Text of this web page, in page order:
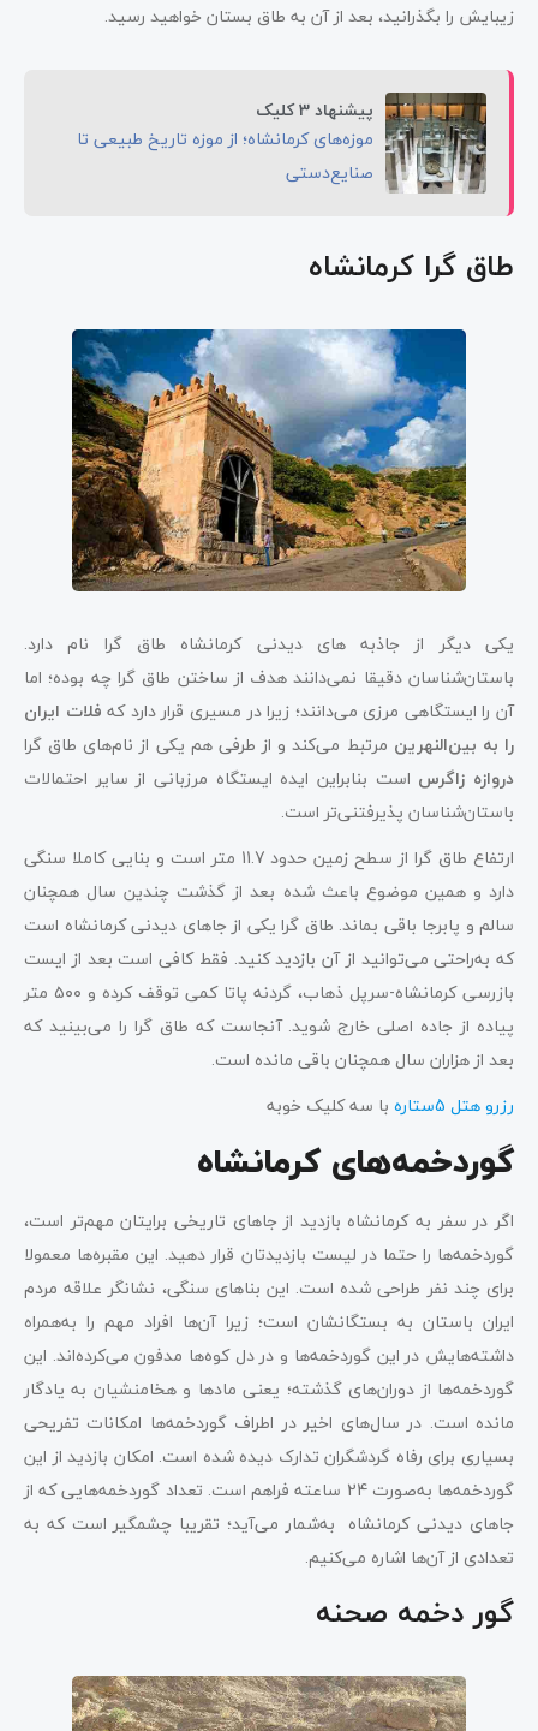
زیبایش را بگذرانید، بعد از آن به طاق بستان خواهید رسید.
پیشنهاد 3 کلیک
موزه‌های کرمانشاه؛ از موزه تاریخ طبیعی تا
صنایع‌دستی
طاق گرا کرمانشاه
یکی دیگر از جاذبه‌ های دیدنی کرمانشاه طاق گرا نام دارد.
باستان‌شناسان دقیقا نمی‌دانند هدف از ساختن طاق گرا چه بوده؛ اما
آن را ایستگاهی مرزی می‌دانند؛ زیرا در مسیری قرار دارد که فلات ایران
را به بین‌النهرین مرتبط می‌کند و از طرفی هم یکی از نام‌های طاق گرا
دروازه زاگرس است بنابراین ایده ایستگاه مرزبانی از سایر احتمالات
باستان‌شناسان پذیرفتنی‌تر است.
ارتفاع طاق گرا از سطح زمین حدود 11.7 متر است و بنایی کاملا سنگی
دارد و همین موضوع باعث شده بعد از گذشت چندین سال همچنان
سالم و پابرجا باقی بماند. طاق گرا یکی از جاهای دیدنی کرمانشاه است
که به‌راحتی می‌توانید از آن بازدید کنید. فقط کافی ا‌ست بعد از ایست
بازرسی کرمانشاه-سرپل‌ ذهاب، گردنه پاتا کمی توقف کرده و ۵۰۰ متر
پیاده از جاده اصلی خارج شوید. آنجاست که طاق گرا را می‌بینید که
بعد از هزاران سال همچنان باقی مانده است.
رزرو هتل 5ستاره
با سه کلیک خوبه
گوردخمه‌‌های کرمانشاه
اگر در سفر به کرمانشاه بازدید از جاهای تاریخی برایتان مهم‌تر است،
گوردخمه‌ها را حتما در لیست بازدیدتان قرار دهید. این مقبره‌ها معمولا
برای چند نفر طراحی شده است. این بناهای سنگی، نشانگر علاقه مردم
ایران باستان به بستگانشان است؛ زیرا آن‌ها افراد مهم را به‌همراه
داشته‌هایش در این گوردخمه‌ها و در دل کوه‌ها مدفون می‌کرده‌اند. این
گوردخمه‌ها از دوران‌های گذشته؛ یعنی مادها و هخامنشیان به یادگار
مانده است. در سال‌های اخیر در اطراف گوردخمه‌ها امکانات تفریحی
بسیاری برای رفاه گردشگران تدارک دیده شده است. امکان بازدید از این
گوردخمه‌ها به‌صورت 24 ساعته فراهم است. تعداد گوردخمه‌هایی که از
جاهای دیدنی کرمانشاه به‌شمار می‌آید؛ تقریبا چشمگیر است که به
تعدادی از آن‌ها اشاره می‌کنیم.
گور دخمه صحنه